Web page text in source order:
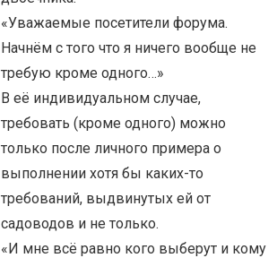
«Уважаемые посетители форума.
Начнём с того что я ничего вообще не
требую кроме одного…»
В её индивидуальном случае,
требовать (кроме одного) можно
только после личного примера о
выполнении хотя бы каких-то
требований, выдвинутых ей от
садоводов и не только.
«И мне всё равно кого выберут и кому